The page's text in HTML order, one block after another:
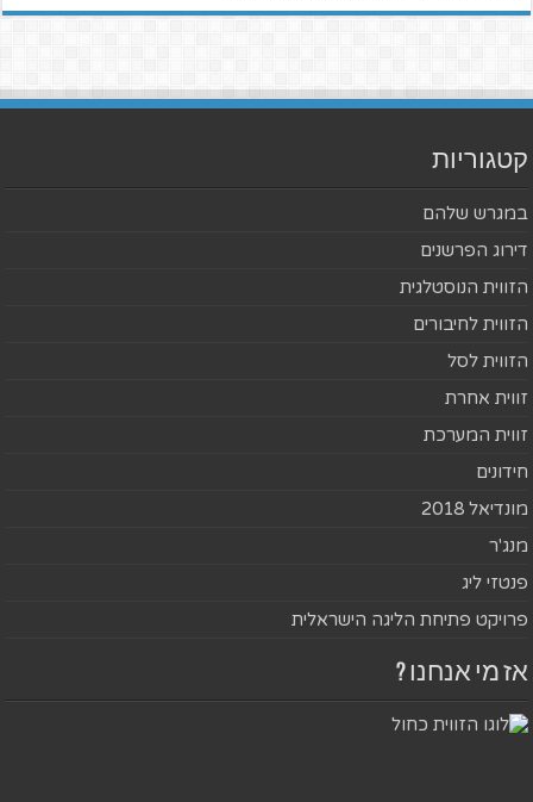
קטגוריות
במגרש שלהם
דירוג הפרשנים
הזווית הנוסטלגית
הזווית לחיבורים
הזווית לסל
זווית אחרת
זווית המערכת
חידונים
מונדיאל 2018
מנג'ר
פנטזי ליג
פרויקט פתיחת הליגה הישראלית
אז מי אנחנו ?